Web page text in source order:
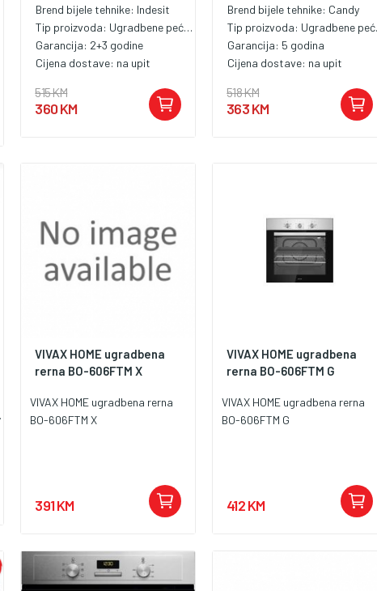
Brend bijele tehnike: Indesit
Tip proizvoda: Ugradbene pećnice
Garancija: 2+3 godine
Cijena dostave: na upit
515 KM
360 KM
Brend bijele tehnike: Candy
Tip proizvoda: Ugradbene pećnice
Garancija: 5 godina
Cijena dostave: na upit
518 KM
363 KM
VIVAX HOME ugradbena
rerna BO-606FTM X
VIVAX HOME ugradbena rerna
BO-606FTM X
391 KM
VIVAX HOME ugradbena
rerna BO-606FTM G
VIVAX HOME ugradbena rerna
BO-606FTM G
412 KM